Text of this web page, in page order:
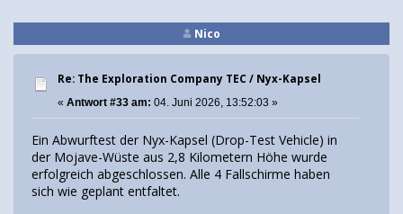
Nico
Re: The Exploration Company TEC / Nyx-Kapsel
« Antwort #33 am: 04. Juni 2026, 13:52:03 »
Ein Abwurftest der Nyx-Kapsel (Drop-Test Vehicle) in
der Mojave-Wüste aus 2,8 Kilometern Höhe wurde
erfolgreich abgeschlossen. Alle 4 Fallschirme haben
sich wie geplant entfaltet.